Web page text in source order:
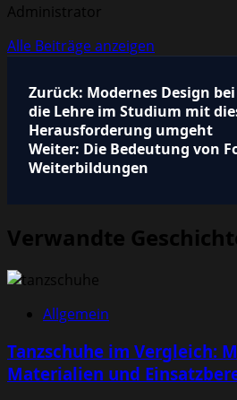
Administrator
Alle Beiträge anzeigen
Beitragsnavigation
Zurück: Modernes Design
die Lehre im Studium mit
Herausforderung umgeht
Weiter: Die Bedeutung von
Weiterbildungen
Verwandte
Allgemein
Tanzschuhe im Vergleich:
Materialien und